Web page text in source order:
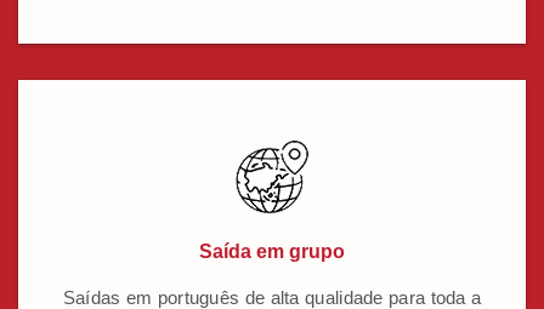
Saída em grupo
Saídas em português de alta qualidade para toda a